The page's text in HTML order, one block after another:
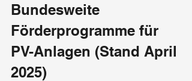
Bundesweite
Förderprogramme für
PV-Anlagen (Stand April
2025)